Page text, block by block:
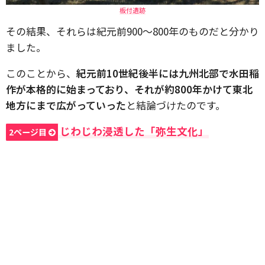
板付遺跡
その結果、それらは紀元前900～800年のものだと分かり
ました。
このことから、 紀元前10世紀後半には九州北部で水田稲
作が本格的に始まっており、それが約800年かけて東北
地方にまで広がっていったと結論づけたのです。
2ページ目 じわじわ浸透した「弥生文化」